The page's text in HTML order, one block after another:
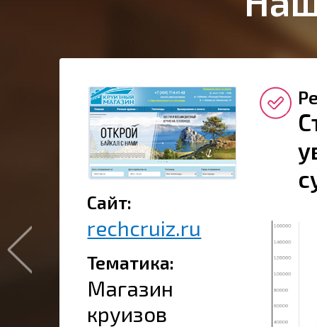
Сайт:
rechcruiz.ru
Тематика:
Магазин
круизов